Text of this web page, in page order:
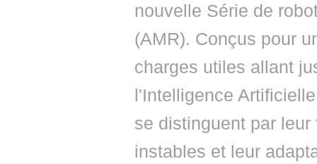
nouvelle Série de
(AMR). Conçus pour
charges utiles allant
l'Intelligence
se distinguent par
instables et leur